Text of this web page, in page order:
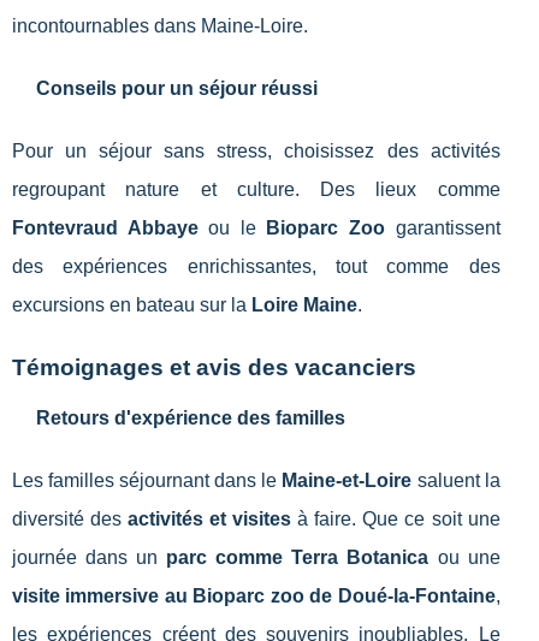
incontournables dans Maine-Loire.
Conseils pour un séjour réussi
Pour un séjour sans stress, choisissez des activités
regroupant nature et culture. Des lieux comme
Fontevraud Abbayeou le Bioparc Zoo garantissent
des expériences enrichissantes, tout comme des
excursions en bateau sur la Loire Maine.
Témoignages et avis des vacanciers
Retours d'expérience des familles
Les familles séjournant dans le Maine-et-Loire saluent la
diversité desactivités et visites à faire. Que ce soit une
journée dans un parc comme Terra Botanica ou une
visite immersive au Bioparc zoo de Doué-la-Fontaine,
les expériences créent des souvenirs inoubliables. Le